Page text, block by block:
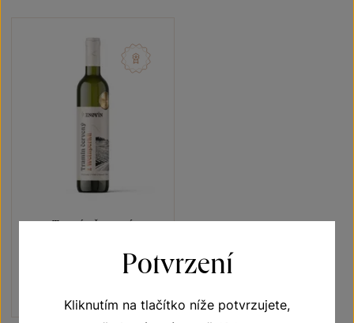
Tramín červený
výběr z hroznů 2021
160Kč
Potvrzení
Kliknutím na tlačítko níže potvrzujete,